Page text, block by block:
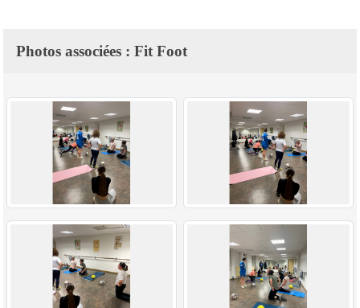
Photos associées : Fit Foot